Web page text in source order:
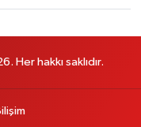
Her hakkı saklıdır.